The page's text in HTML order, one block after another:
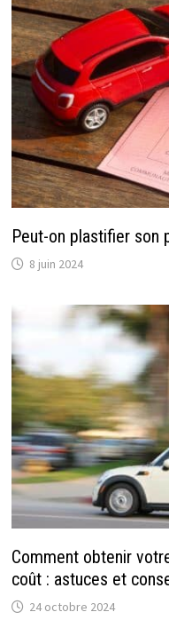
Peut-on plastifier son
8 juin 2024
Comment obtenir
coût : astuces et
24 octobre 2024